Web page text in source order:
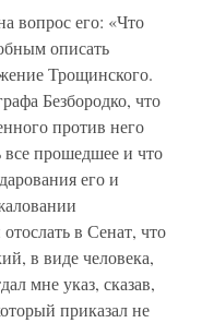
вопрос его: «Что
описать
Трощинского.
Безбородко, что
против него
все прошедшее и что
его и
в Сенат, что
в виде человека,
мне указ, сказав,
приказал не